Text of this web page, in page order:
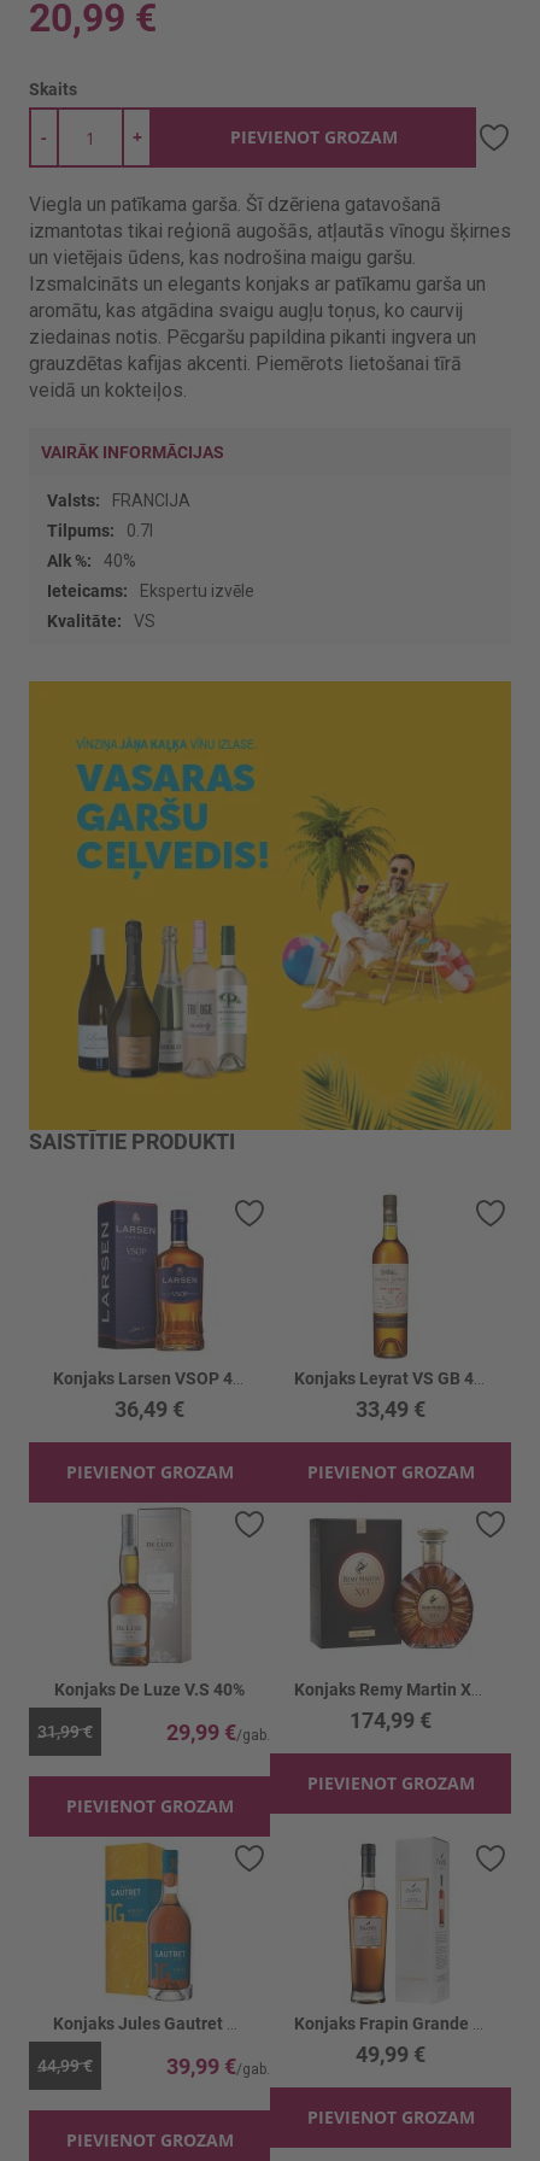
20,99 €
Skaits
+
- PIEVIENOT GROZAM
Viegla un patīkama garša. Šī dzēriena gatavošanā
izmantotas tikai reģionā augošās, atļautās vīnogu šķirnes
un vietējais ūdens, kas nodrošina maigu garšu.
Izsmalcināts un elegants konjaks ar patīkamu garša un
aromātu, kas atgādina svaigu augļu toņus, ko caurvij
ziedainas notis. Pēcgaršu papildina pikanti ingvera un
grauzdētas kafijas akcenti. Piemērots lietošanai tīrā
veidā un kokteiļos.
VAIRĀK INFORMĀCIJAS
Vairāk
informācijas
FRANCIJA
0.7l
40%
Ekspertu izvēle
VS
SAISTĪTIE PRODUKTI
36,49 €
PIEVIENOT GROZAM
Pievienot vēlmju sarakstam
33,49 €
PIEVIENOT GROZAM
Konjaks De Luze V.S 40%
31,99 € 29,99 €
PIEVIENOT GROZAM
Pievienot vēlmju sarakstam
174,99 €
PIEVIENOT GROZAM
44,99 € 39,99 €
PIEVIENOT GROZAM
Pievienot vēlmju sarakstam
49,99 €
PIEVIENOT GROZAM